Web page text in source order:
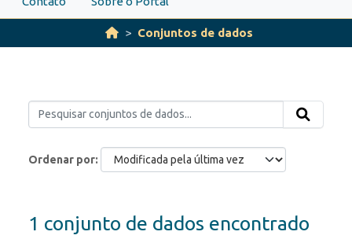
Conjuntos de dados
Ordenar por
1 conjunto de dados encontrado